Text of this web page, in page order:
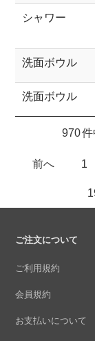
シャワー
洗面ボウル
洗面ボウル
970
前へ 1
ご注文について
ご利用規約
会員規約
お支払いについて